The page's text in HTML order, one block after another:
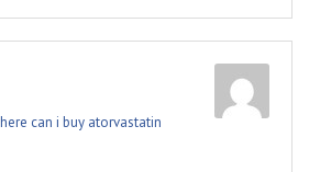
can i buy atorvastatin